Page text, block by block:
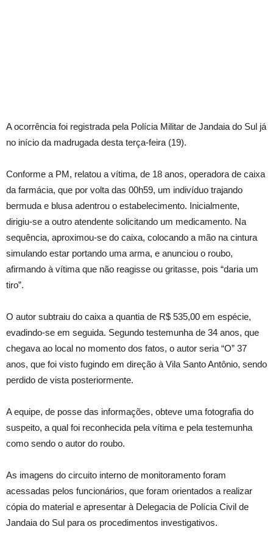
A ocorrência foi registrada pela Polícia Militar de Jandaia do Sul já
no início da madrugada desta terça-feira (19).
Conforme a PM, relatou a vítima, de 18 anos, operadora de caixa
da farmácia, que por volta das 00h59, um indivíduo trajando
bermuda e blusa adentrou o estabelecimento. Inicialmente,
dirigiu-se a outro atendente solicitando um medicamento. Na
sequência, aproximou-se do caixa, colocando a mão na cintura
simulando estar portando uma arma, e anunciou o roubo,
afirmando à vítima que não reagisse ou gritasse, pois “daria um
tiro”.
O autor subtraiu do caixa a quantia de R$ 535,00 em espécie,
evadindo-se em seguida. Segundo testemunha de 34 anos, que
chegava ao local no momento dos fatos, o autor seria “O” 37
anos, que foi visto fugindo em direção à Vila Santo Antônio, sendo
perdido de vista posteriormente.
A equipe, de posse das informações, obteve uma fotografia do
suspeito, a qual foi reconhecida pela vítima e pela testemunha
como sendo o autor do roubo.
As imagens do circuito interno de monitoramento foram
acessadas pelos funcionários, que foram orientados a realizar
cópia do material e apresentar à Delegacia de Polícia Civil de
Jandaia do Sul para os procedimentos investigativos.